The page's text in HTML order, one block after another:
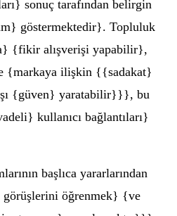
sonuç tarafından belirgin
göstermektedir}. Topluluk
{fikir alışverişi yapabilir},
{markaya ilişkin {{sadakat}
{güven} yaratabilir}}}, bu
kullanıcı bağlantıları}
başlıca yararlarından
görüşlerini öğrenmek} {ve